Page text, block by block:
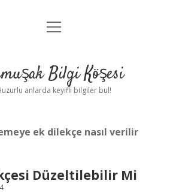
Anasayfa
Yasal Uyarı
menüyü
Bilgi Köşesi
anlarda keyifli bilgiler bul!
ek dilekçe nasıl verilir
Düzeltilebilir Mi